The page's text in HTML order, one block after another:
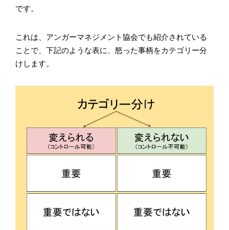
です。
これは、アンガーマネジメント協会でも紹介されている
ことで、下記のような表に、怒った事柄をカテゴリー分
けします。